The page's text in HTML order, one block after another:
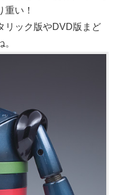
い！
リック版やDVD版まど